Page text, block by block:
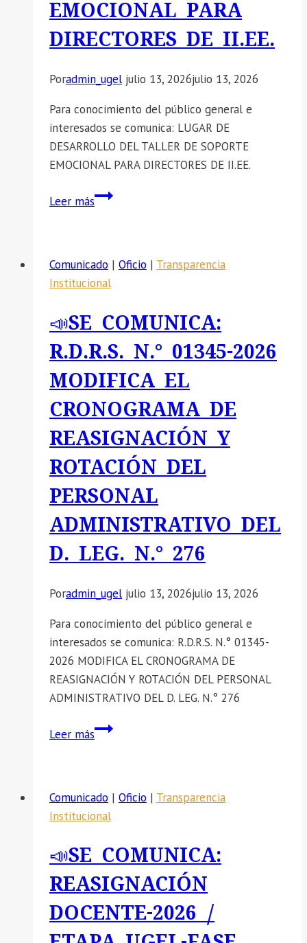
EMOCIONAL PARA
DIRECTORES DE II.EE.
Poradmin_ugel julio 13, 2026julio 13, 2026
Para conocimiento del público general e
interesados se comunica: LUGAR DE
DESARROLLO DEL TALLER DE SOPORTE
EMOCIONAL PARA DIRECTORES DE II.EE.
Leer más📣
DE
DESARROLLO
TALLER
DE
SOPORTE
EMOCIONAL
PARA
DIRECTORES
DE
Comunicado | Oficio | Transparencia
Institucional
📣SE COMUNICA:
R.D.R.S. N.° 01345-2026
MODIFICA EL
CRONOGRAMA DE
REASIGNACIÓN Y
ROTACIÓN DEL
PERSONAL
ADMINISTRATIVO DEL
D. LEG. N.° 276
Poradmin_ugel julio 13, 2026julio 13, 2026
Para conocimiento del público general e
interesados se comunica: R.D.R.S. N.° 01345-
2026 MODIFICA EL CRONOGRAMA DE
REASIGNACIÓN Y ROTACIÓN DEL PERSONAL
ADMINISTRATIVO DEL D. LEG. N.° 276
Leer más📣
N.
°
2026
MODIFICA
EL
CRONOGRAMA
DE
Comunicado | Oficio | Transparencia
Institucional
📣SE COMUNICA:
REASIGNACIÓN
DOCENTE-2026 /